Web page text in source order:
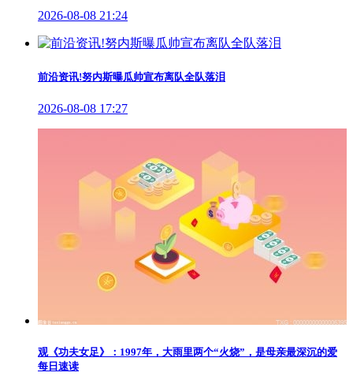
2026-08-08 21:24
前沿资讯!努内斯曝瓜帅宣布离队全队落泪
2026-08-08 17:27
观《功夫女足》：1997年，大雨里两个“火烧”，是母亲最深沉的爱
每日速读